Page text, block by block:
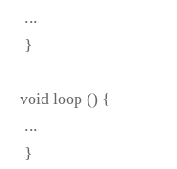
...
}
void loop () {
...
}